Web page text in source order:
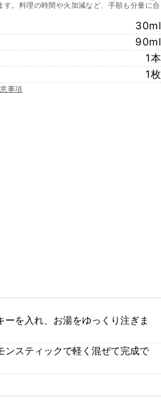
す。料理の時間や火加減など、手順も分量に合
30ml
90ml
1本
1枚
事項
ーを入れ、お湯をゆっくり注ぎま
ンスティックで軽く混ぜて完成で